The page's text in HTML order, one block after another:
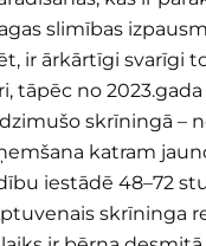
slimības
ir ārkārtīgi svarīgi
tāpēc no 2023.gada
skrīningā –
katram
iestādē 48–72
skrīninga